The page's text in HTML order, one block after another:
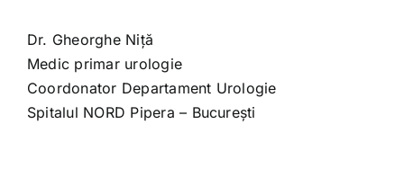
Dr. Gheorghe Niță
Medic primar urologie
Coordonator Departament Urologie
Spitalul NORD Pipera – București